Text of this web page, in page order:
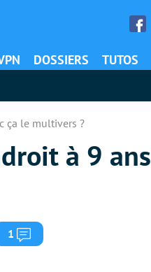
DOSSIERS TUTOS
ça le multivers ?
à 9 ans
1 Commentaires